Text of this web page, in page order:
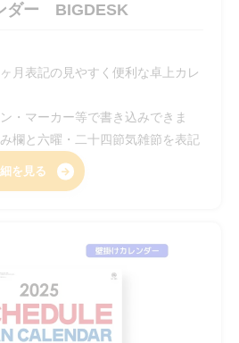
ダー BIGDESK
月表記の見やすく便利な卓上カレ
・マーカー等で書き込みできま
欄と六曜・二十四節気雑節を表記
を見る